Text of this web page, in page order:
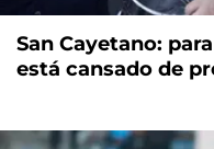
San Cayetano:
está cansado de